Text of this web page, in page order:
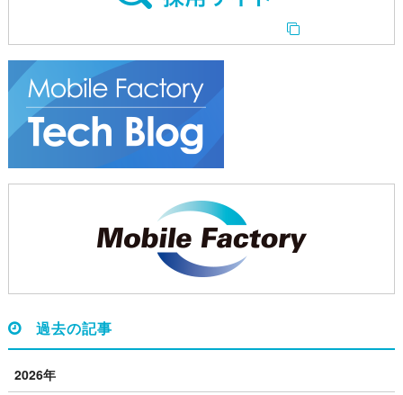
過去の記事
2026年